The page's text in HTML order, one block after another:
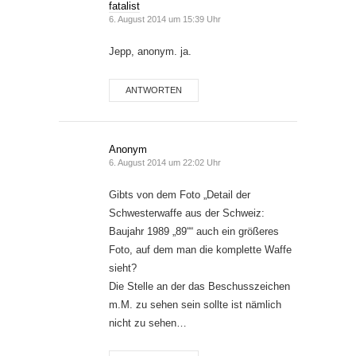
fatalist
6. August 2014 um 15:39 Uhr
Jepp, anonym. ja.
ANTWORTEN
Anonym
6. August 2014 um 22:02 Uhr
Gibts von dem Foto „Detail der
Schwesterwaffe aus der Schweiz:
Baujahr 1989 „89““ auch ein größeres
Foto, auf dem man die komplette Waffe
sieht?
Die Stelle an der das Beschusszeichen
m.M. zu sehen sein sollte ist nämlich
nicht zu sehen…